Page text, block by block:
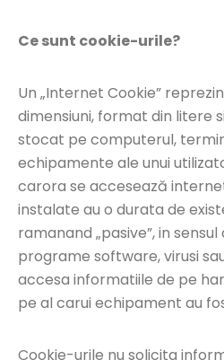
Ce sunt cookie-urile?
Un „Internet Cookie”
dimensiuni, format din litere
stocat pe computerul,
echipamente ale unui
carora se accesează
instalate au o durata de
ramanand „pasive”, in
programe software, virusi
accesa informatiile de pe
pe al carui echipament au
Cookie-urile nu solicita